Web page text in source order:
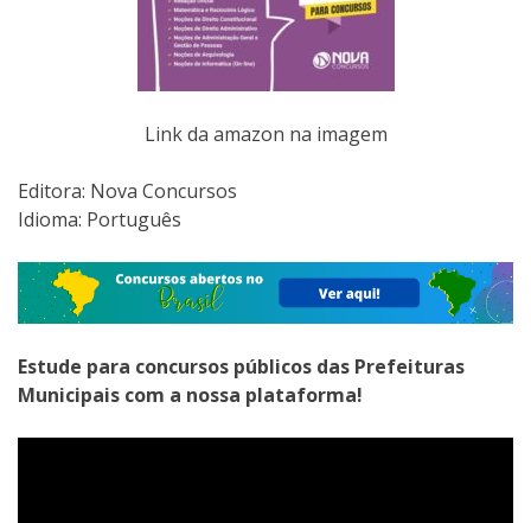
Link da amazon na imagem
Editora:‎ Nova Concursos
Idioma: Português
Estude para concursos públicos das Prefeituras
Municipais com a nossa plataforma!